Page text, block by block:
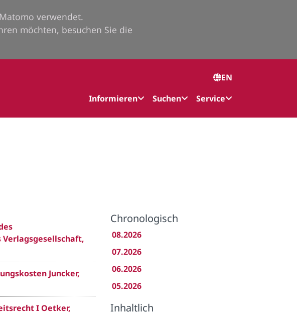
verwendet.
möchten, besuchen Sie die
EN
Informieren
Suchen Service
Verlagsgesellschaft,
Juncker,
I Oetker,
Chronologisch
08.2026
07.2026
06.2026
05.2026
Inhaltlich